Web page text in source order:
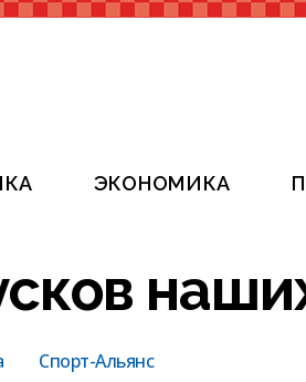
ЭКОНОМИКА
Спорт-Альянс